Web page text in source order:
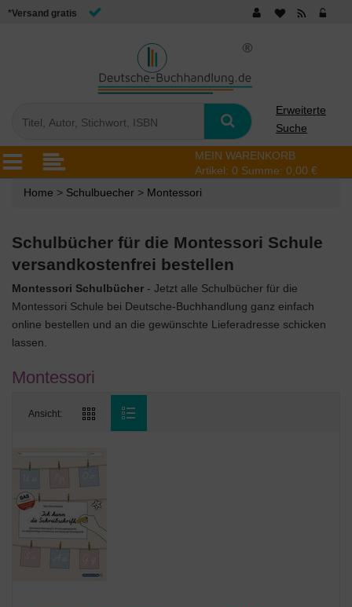
*Versand gratis
Erweiterte
Suche
MEIN WARENKORB
Artikel: 0 Summe: 0,00 €
Home > Schulbuecher > Montessori
Schulbücher für die Montessori Schule
versandkostenfrei bestellen
Montessori Schulbücher - Jetzt alle Schulbücher für die
Montessori Schule bei Deutsche-Buchhandlung ganz einfach
online bestellen und an die gewünschte Lieferadresse schicken
lassen.
Montessori
Ansicht: